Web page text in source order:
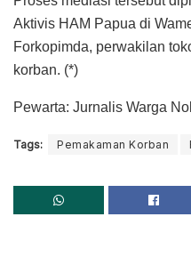
Aktivis HAM Papua di
Forkopimda, perwakilan
korban. (*)
Pewarta: Jurnalis Warga
Tags: Pemakaman Korban